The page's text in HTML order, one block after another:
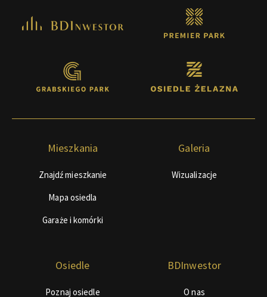
Mieszkania
Znajdź mieszkanie
Mapa osiedla
Garaże i komórki
Galeria
Wizualizacje
Osiedle
Poznaj osiedle
BDInwestor
O nas